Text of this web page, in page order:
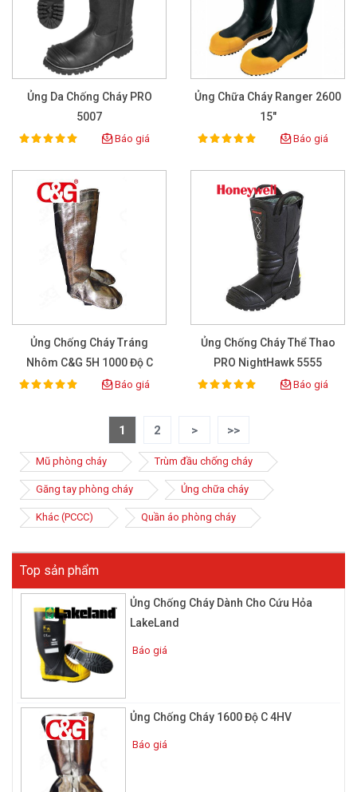
Ủng Da Chống Cháy PRO
5007
Rating:
100% Báo giá
Ủng Chữa Cháy Ranger 2600
15"
Rating:
100% Báo giá
Ủng Chống Cháy Tráng
Nhôm C&G 5H 1000 Độ C
Rating:
100% Báo giá
Ủng Chống Cháy Thể Thao
PRO NightHawk 5555
Rating:
100% Báo giá
1 2 > >>
Mũ phòng cháy Trùm đầu chống cháy
Găng tay phòng cháy Ủng chữa cháy
Khác (PCCC) Quần áo phòng cháy
Top sản phẩm
Ủng Chống Cháy Dành Cho Cứu Hỏa
LakeLand
Báo giá
Ủng Chống Cháy 1600 Độ C 4HV
Báo giá